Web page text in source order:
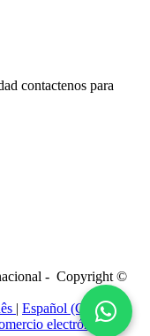
contactenos para
- Copyright ©
| Español (CO)
electrónico de